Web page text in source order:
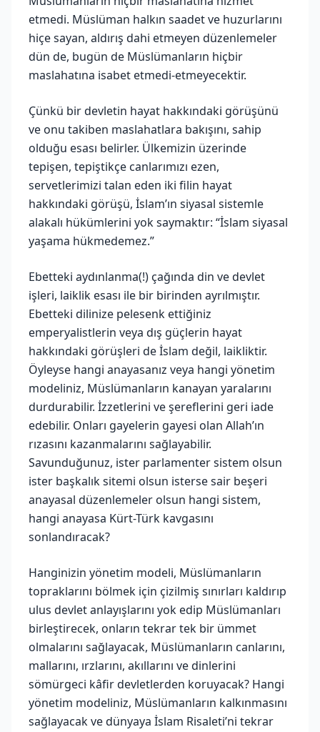
etmedi. Müslüman halkın saadet ve huzurlarını
hiçe sayan, aldırış dahi etmeyen düzenlemeler
dün de, bugün de Müslümanların hiçbir
maslahatına isabet etmedi-etmeyecektir.
Çünkü bir devletin hayat hakkındaki görüşünü
ve onu takiben maslahatlara bakışını, sahip
olduğu esası belirler. Ülkemizin üzerinde
tepişen, tepiştikçe canlarımızı ezen,
servetlerimizi talan eden iki filin hayat
hakkındaki görüşü, İslam’ın siyasal sistemle
alakalı hükümlerini yok saymaktır: “İslam siyasal
yaşama hükmedemez.”
Ebetteki aydınlanma(!) çağında din ve devlet
işleri, laiklik esası ile bir birinden ayrılmıştır.
Ebetteki dilinize pelesenk ettiğiniz
emperyalistlerin veya dış güçlerin hayat
hakkındaki görüşleri de İslam değil, laikliktir.
Öyleyse hangi anayasanız veya hangi yönetim
modeliniz, Müslümanların kanayan yaralarını
durdurabilir. İzzetlerini ve şereflerini geri iade
edebilir. Onları gayelerin gayesi olan Allah’ın
rızasını kazanmalarını sağlayabilir.
Savunduğunuz, ister parlamenter sistem olsun
ister başkalık sitemi olsun isterse sair beşeri
anayasal düzenlemeler olsun hangi sistem,
hangi anayasa Kürt-Türk kavgasını
sonlandıracak?
Hanginizin yönetim modeli, Müslümanların
topraklarını bölmek için çizilmiş sınırları kaldırıp
ulus devlet anlayışlarını yok edip Müslümanları
birleştirecek, onların tekrar tek bir ümmet
olmalarını sağlayacak, Müslümanların canlarını,
mallarını, ırzlarını, akıllarını ve dinlerini
sömürgeci kâfir devletlerden koruyacak? Hangi
yönetim modeliniz, Müslümanların kalkınmasını
sağlayacak ve dünyaya İslam Risaleti’ni tekrar